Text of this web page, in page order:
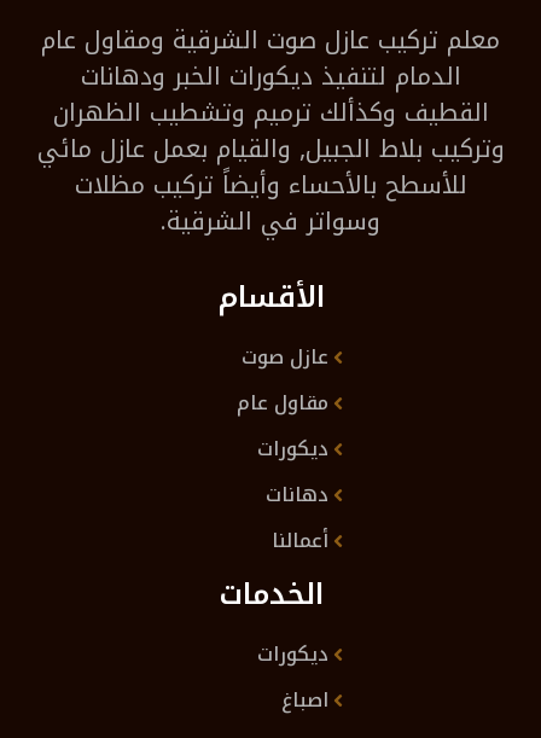
معلم تركيب عازل صوت الشرقية ومقاول عام
الدمام لتنفيذ ديكورات الخبر ودهانات
القطيف وكذألك ترميم وتشطيب الظهران
وتركيب بلاط الجبيل, والقيام بعمل عازل مائي
للأسطح بالأحساء وأيضاً تركيب مظلات
وسواتر في الشرقية.
الأقسام
عازل صوت
مقاول عام
ديكورات
دهانات
أعمالنا
الخدمات
ديكورات
اصباغ